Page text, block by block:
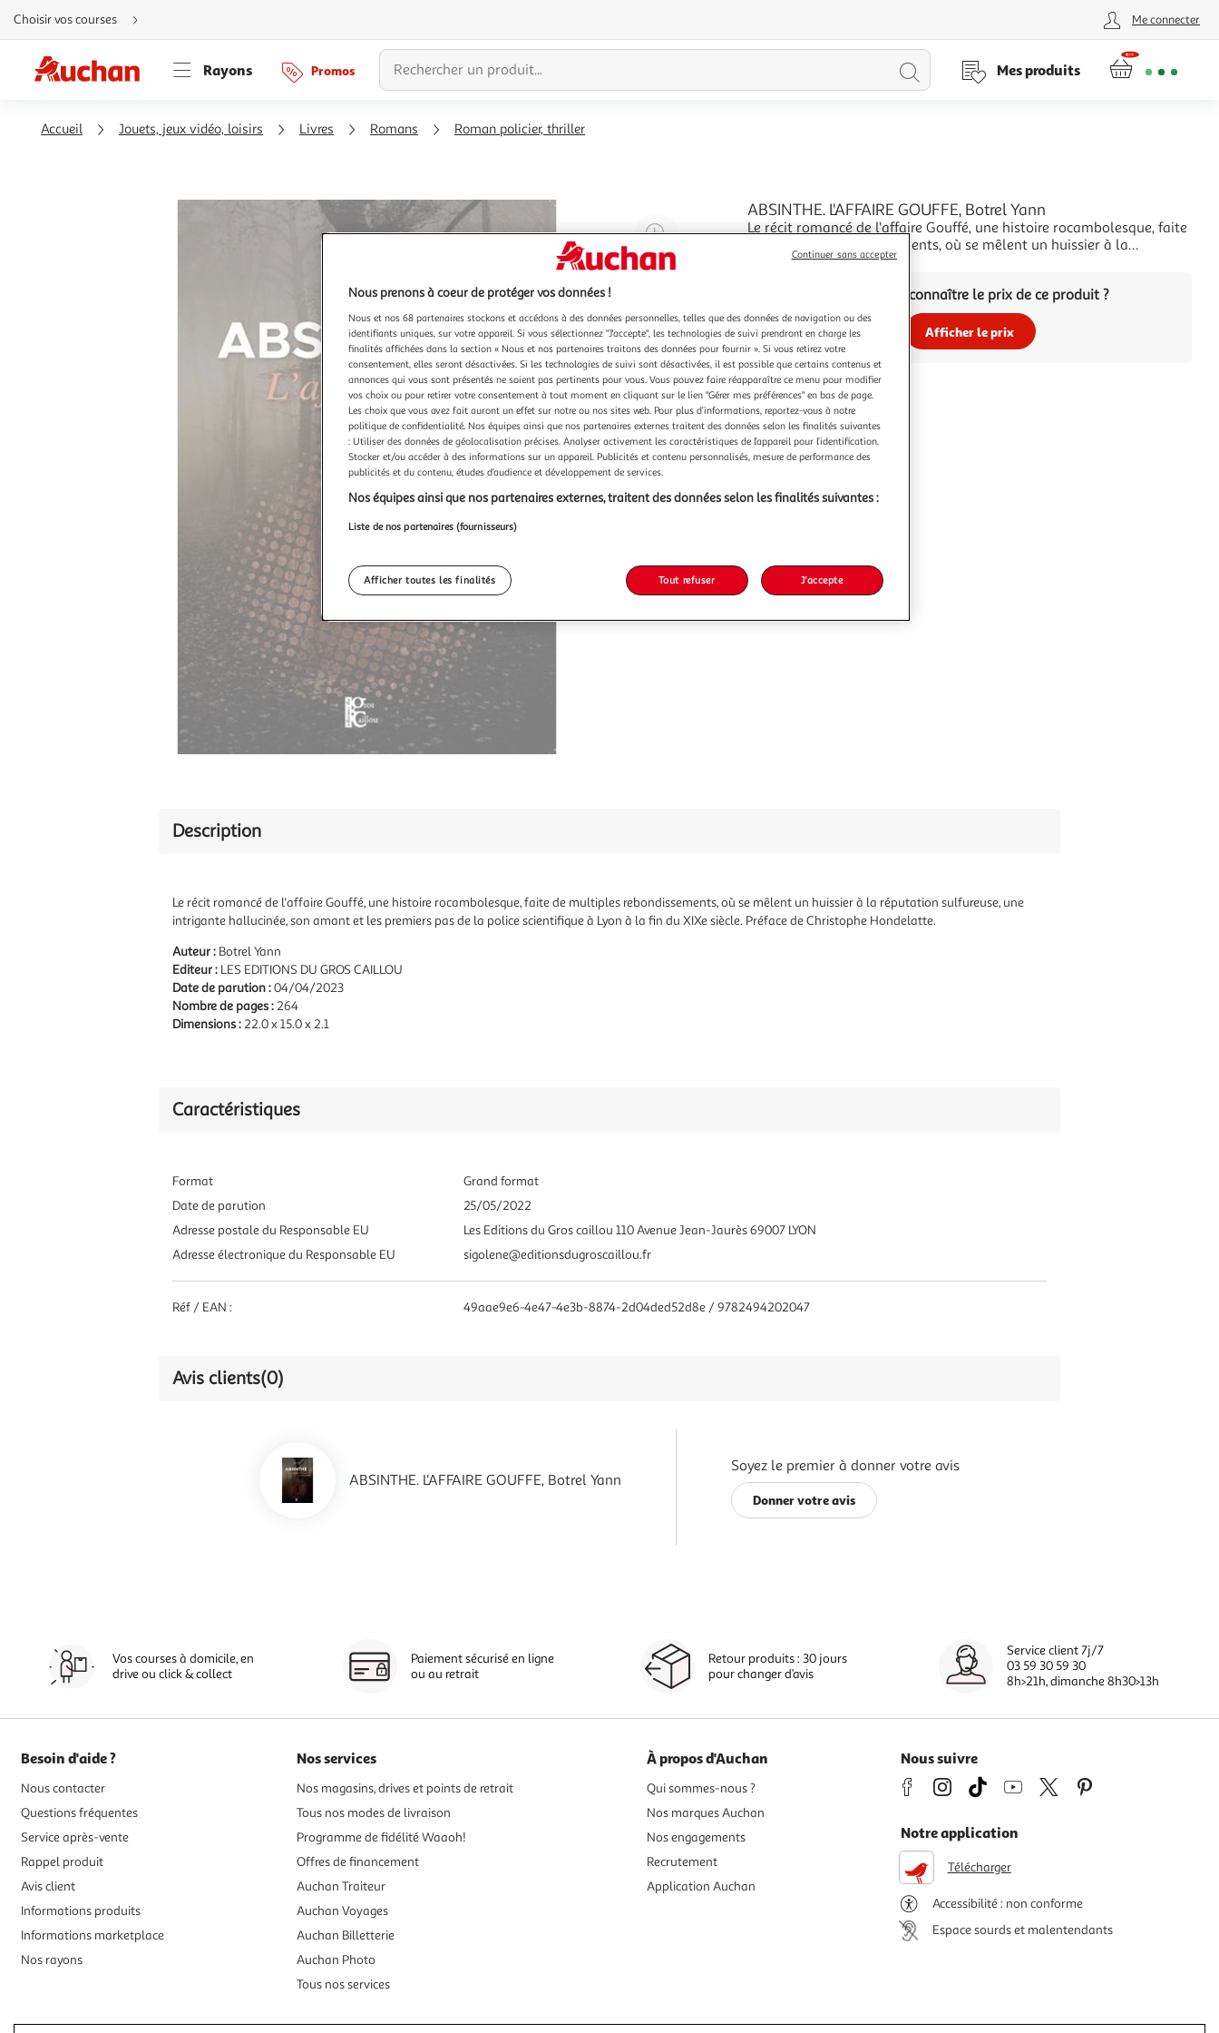
Aller
directement
au
Aller
directement
à
Aller
directement
Choisir vos courses Me connecter
Rayons Promos
Lancer
Mes produits
Accueil Jouets, jeux vidéo, loisirs Livres Romans Roman policier, thriller
Agrandir
l'illustration
à
Réduire
à
100
%
Partager
le
produit
ABSINTHE. L'AFFAIRE GOUFFE, Botrel Yann
Le récit romancé de l'affaire Gouffé, une histoire rocambolesque, faite
de multiples rebondissements, où se mêlent un huissier à la
réputation sulfureuse, une intrigante hallucinée, son amant et les
Préface de Christophe Hondelat
En savoir +
Vous voulez connaître le prix de ce produit ?
Afficher le prix
Description
Le récit romancé de l'affaire Gouffé, une histoire rocambolesque, faite de multiples rebondissements, où se mêlent un huissier à la réputation sulfureuse, une
intrigante hallucinée, son amant et les premiers pas de la police scientifique à Lyon à la fin du XIXe siècle. Préface de Christophe Hondelatte.
Auteur : Botrel Yann
Editeur : LES EDITIONS DU GROS CAILLOU
Date de parution :04/04/2023
Nombre de pages :264
Dimensions :22.0 x 15.0 x 2.1
Caractéristiques
Format
Grand format
Date de parution
25/05/2022
Adresse postale du Responsable EU
Les Editions du Gros caillou 110 Avenue Jean-Jaurès 69007 LYON
Adresse électronique du Responsable EU
sigolene@editionsdugroscaillou.fr
Réf / EAN : 49aae9e6-4e47-4e3b-8874-2d04ded52d8e / 9782494202047
Avis clients(0)
ABSINTHE. L'AFFAIRE GOUFFE, Botrel Yann
Soyez le premier à donner votre avis
Donner votre avis
Vos courses à domicile, en
drive ou click & collect
Paiement sécurisé en ligne
ou au retrait
Retour produits : 30 jours
pour changer d’avis
Service client 7j/7
03 59 30 59 30
8h>21h, dimanche 8h30>13h
Besoin d'aide ?
Nous contacter
Questions fréquentes
Service après-vente
Rappel produit
Avis client
Informations produits
Informations marketplace
Nos rayons
Nos services
Nos magasins, drives et points de retrait
Tous nos modes de livraison
Programme de fidélité Waaoh!
Offres de financement
Auchan Traiteur
Auchan Voyages
Auchan Billetterie
Auchan Photo
Tous nos services
À propos d'Auchan
Qui sommes-nous ?
Nos marques Auchan
Nos engagements
Recrutement
Application Auchan
Nous suivre
Notre application
Télécharger
Accessibilité : non conforme
Espace sourds et malentendants
Nous prenons à coeur de protéger vos données !
Nous et nos 68 partenaires stockons et accédons à des données personnelles, telles que des données de navigation ou des
identifiants uniques, sur votre appareil. Si vous sélectionnez "J'accepte", les technologies de suivi prendront en charge les
finalités affichées dans la section « Nous et nos partenaires traitons des données pour fournir ». Si vous retirez votre
consentement, elles seront désactivées. Si les technologies de suivi sont désactivées, il est possible que certains contenus et
annonces qui vous sont présentés ne soient pas pertinents pour vous. Vous pouvez faire réapparaître ce menu pour modifier
vos choix ou pour retirer votre consentement à tout moment en cliquant sur le lien "Gérer mes préférences" en bas de page.
Les choix que vous avez fait auront un effet sur notre ou nos sites web. Pour plus d’informations, reportez-vous à notre
politique de confidentialité. Nos équipes ainsi que nos partenaires externes traitent des données selon les finalités suivantes
: Utiliser des données de géolocalisation précises. Analyser activement les caractéristiques de l’appareil pour l’identification.
Stocker et/ou accéder à des informations sur un appareil. Publicités et contenu personnalisés, mesure de performance des
publicités et du contenu, études d’audience et développement de services.
Nos équipes ainsi que nos partenaires externes, traitent des données selon les finalités suivantes :
Liste de nos partenaires (fournisseurs)
Afficher toutes les finalités Tout refuser J'accepte
Continuer sans accepter